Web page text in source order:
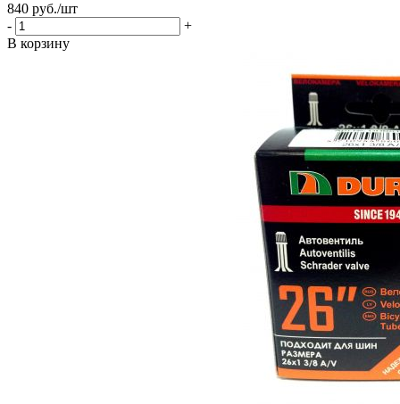
840 руб./шт
-
+
В корзину